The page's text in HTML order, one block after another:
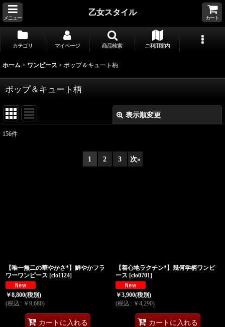
メニュー
乙女スタイル
カート
カテゴリ マイページ 商品検索 ご利用案内
ホーム > ワンピース > ポップ＆キュート柄
ポップ＆キュート柄
表示順変更
156件
1 2 3 次»
【唯一無二の華やかさ*】鮮やかフラ
ワーワンピース [clo1124]
￥8,800(税別)
(税込 : ￥ 9,680)
カートに入れる
【着心地ラクチン*】幾何学柄ワンピ
ース [clo0701]
￥3,900(税別)
(税込 : ￥ 4,290)
カートに入れる